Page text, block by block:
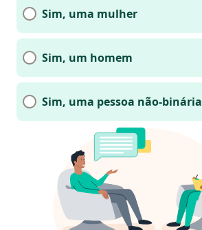
Sim, uma mulher
Sim, um homem
Sim, uma pessoa não-binária